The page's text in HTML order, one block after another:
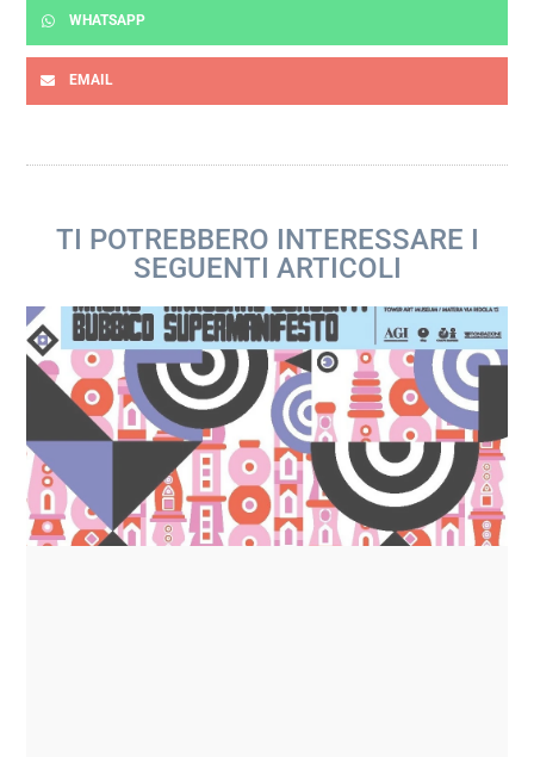
WHATSAPP
EMAIL
TI POTREBBERO INTERESSARE I
SEGUENTI ARTICOLI